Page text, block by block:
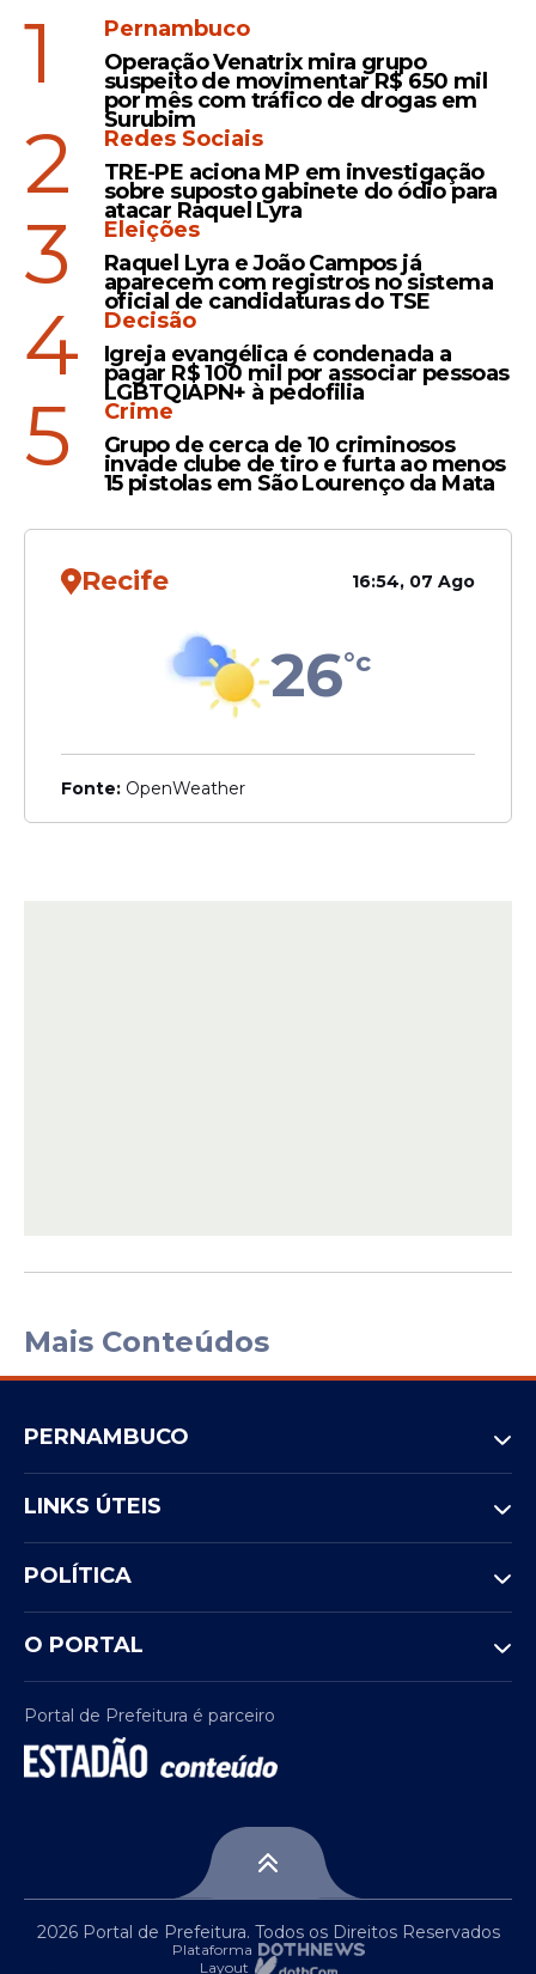
1
Pernambuco
Operação Venatrix mira grupo
suspeito de movimentar R$ 650 mil
por mês com tráfico de drogas em
Surubim
2
Redes Sociais
TRE-PE aciona MP em investigação
sobre suposto gabinete do ódio para
atacar Raquel Lyra
3
Eleições
Raquel Lyra e João Campos já
aparecem com registros no sistema
oficial de candidaturas do TSE
4
Decisão
Igreja evangélica é condenada a
pagar R$ 100 mil por associar pessoas
LGBTQIAPN+ à pedofilia
5
Crime
Grupo de cerca de 10 criminosos
invade clube de tiro e furta ao menos
15 pistolas em São Lourenço da Mata
Recife 16:54, 07 Ago
26°c
Fonte: OpenWeather
Mais Conteúdos
PERNAMBUCO
LINKS ÚTEIS
POLÍTICA
O PORTAL
Portal de Prefeitura é parceiro
2026 Portal de Prefeitura. Todos os Direitos Reservados
Plataforma
Layout